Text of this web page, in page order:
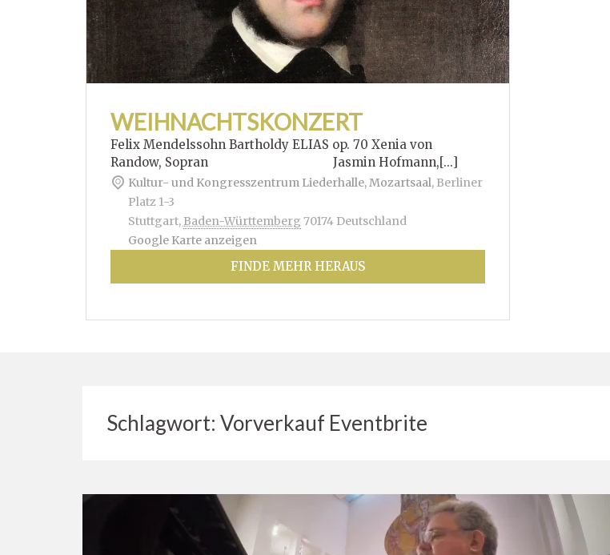
WEIHNACHTSKONZERT
Felix Mendelssohn Bartholdy ELIAS op. 70 Xenia von
Randow, Sopran Jasmin Hofmann,[...]
Kultur- und Kongresszentrum Liederhalle, Mozartsaal, Berliner
Platz 1-3
Stuttgart, Baden-Württemberg 70174 Deutschland
Google Karte anzeigen
FINDE MEHR HERAUS
Schlagwort: Vorverkauf Eventbrite